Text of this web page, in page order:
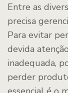
Entre as
precisa
Para evitar
devida
inadequada,
perder